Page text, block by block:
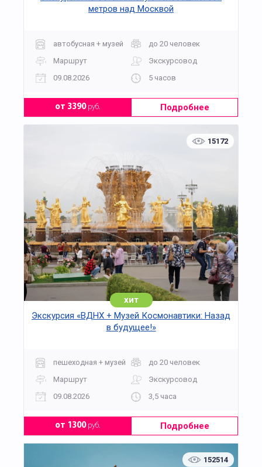
метров над Москвой
автобусная + музей
до 20 человек
Маршрут
Экскурсовод
09.08.2026
5 часов
от 3390руб. Подробнее
15172
хит
Экскурсия «ВДНХ + Музей Космонавтики: Назад
в будущее!»
пешеходная + музей
до 20 человек
Маршрут
Экскурсовод
09.08.2026
3,5 часа
от 1300руб. Подробнее
152514